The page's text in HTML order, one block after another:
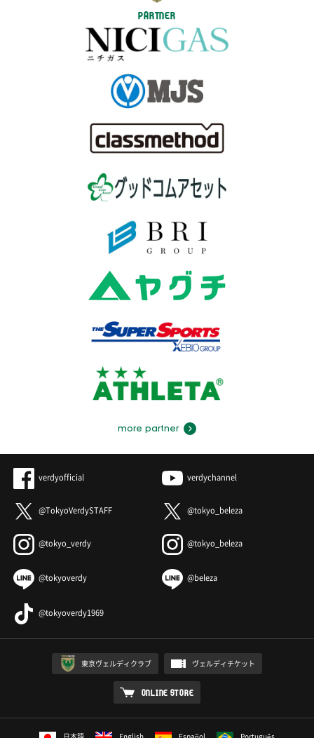
PARTNER
more partner
verdyofficial verdychannel
@TokyoVerdySTAFF @tokyo_beleza
@tokyo_verdy @tokyo_beleza
@tokyoverdy @beleza
@tokyoverdy1969
東京ヴェルディクラブ ヴェルディチケット
ONLINE STORE